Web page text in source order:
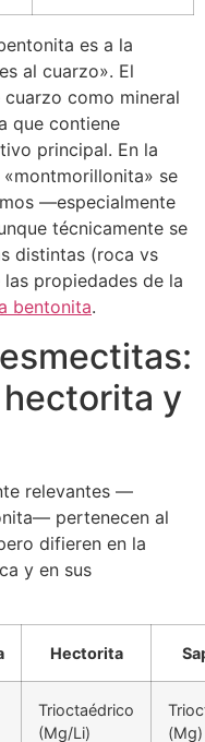
es a la
al cuarzo». El
como mineral
que contiene
principal. En la
se
—especialmente
técnicamente se
distintas (roca vs
propiedades de la
bentonita.
y
relevantes —
pertenecen al
difieren en la
y en sus
Hectorita
Trioctaédrico
(Mg/Li)
(Mg)